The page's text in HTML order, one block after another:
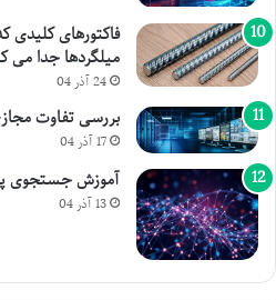
فاکتورهای کلیدی
میلگردها جدا می
24 آذر 04
بررسی تفاوت
17 آذر 04
آموزش جستجوی
13 آذر 04